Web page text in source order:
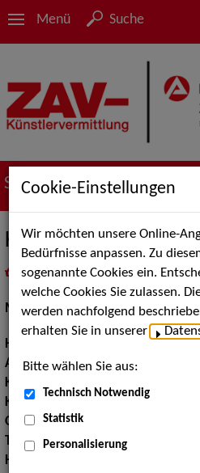
Menü Suche
Suche nach Künstler*innen
Kirsten B.
inMeine Merklistelegen
Models / Werbung:Fotomodell,
Haarfarbe:
Augenfarbe:grün
Körpergröße:
Konfektionsgröße:
36 38
Oberweite:90
Taille:
68
Hüfte:
Cookie-Einstellungen
Wir möchten unsere Online-
Bedürfnisse anpassen. Zu
sogenannte Cookies ein.
welche Cookies Sie zulassen.
werden nachfolgend
erhalten Sie in unserer
Bitte wählen Sie aus:
Technisch Notwendig
Statistik
Personalisierung